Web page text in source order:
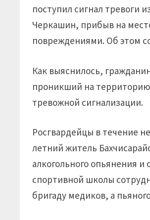
поступил сигнал
Черкашин, прибыв на
повреждениями. Об этом
Как выяснилось,
проникший на
тревожной сигнализации.
Росгвардейцы в течение
летний житель
алкогольного опьянения
спортивной школы
бригаду медиков, а